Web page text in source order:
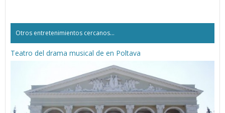
Otros entretenimientos cercanos...
Teatro del drama musical de en Poltava